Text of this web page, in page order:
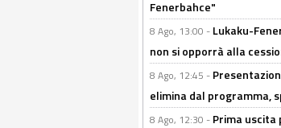
Fenerbahce"
8 Ago, 13:00 - Lukaku-
non si opporrà alla
8 Ago, 12:45 -
elimina dal programma,
8 Ago, 12:30 - Prima uscita